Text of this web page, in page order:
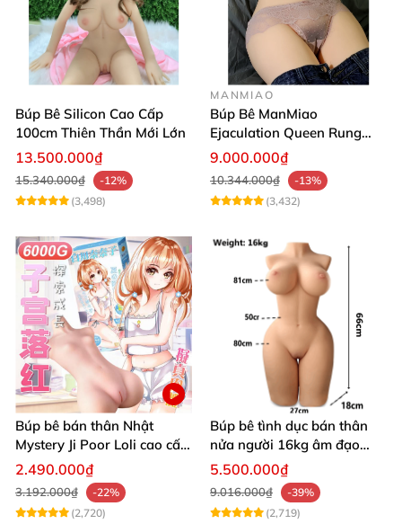
Búp Bê Silicon Cao Cấp
100cm Thiên Thần Mới Lớn
13.500.000₫
15.340.000₫
-12%
(3,498)
MANMIAO
Búp Bê ManMiao
Ejaculation Queen Rung
Cảm Biến Sưởi Ấm Xuất
9.000.000₫
10.344.000₫
-13%
(3,432)
Búp bê bán thân Nhật
Mystery Ji Poor Loli cao cấp
6kg
2.490.000₫
3.192.000₫
-22%
(2,720)
Búp bê tình dục bán thân
nửa người 16kg âm đạo
silicon khít hồng có khung
5.500.000₫
9.016.000₫
-39%
(2,719)